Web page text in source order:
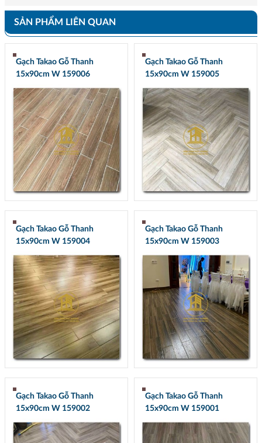
SẢN PHẨM LIÊN QUAN
Gạch Takao Gỗ Thanh
15x90cm W 159006
Gạch Takao Gỗ Thanh
15x90cm W 159005
Gạch Takao Gỗ Thanh
15x90cm W 159004
Gạch Takao Gỗ Thanh
15x90cm W 159003
Gạch Takao Gỗ Thanh
15x90cm W 159002
Gạch Takao Gỗ Thanh
15x90cm W 159001